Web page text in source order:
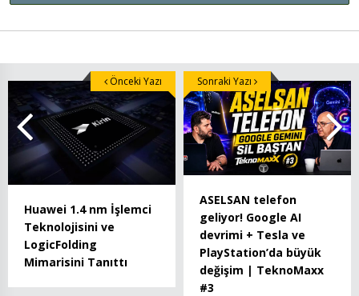
Huawei 1.4 nm İşlemci
Teknolojisini ve
LogicFolding
Mimarisini Tanıttı
Önceki Yazı
ASELSAN telefon
geliyor! Google AI
devrimi + Tesla ve
PlayStation’da büyük
değişim | TeknoMaxx
#3
Sonraki Yazı